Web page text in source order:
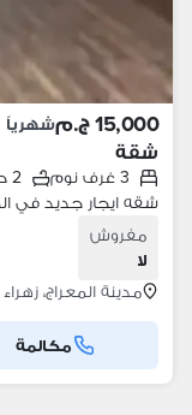
15,000 ج.م شهرياً
شقة
3 غرف نوم 2 حمامات
شقه ايجار جديد في
مفروش
لا
مدينة المعراج،
مكالمة